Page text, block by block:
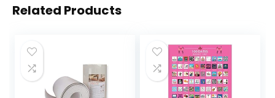
Related Products